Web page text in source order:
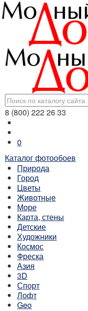
8 (800) 222 26 33
0
Каталог фотообоев
Природа
Город
Цветы
Животные
Море
Карта, стены
Детские
Художники
Космос
Фреска
Азия
3D
Спорт
Лофт
Geo